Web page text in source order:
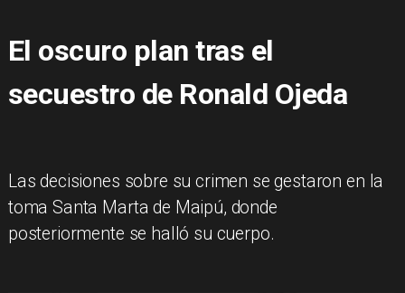
El oscuro plan tras el
secuestro de Ronald Ojeda
Las decisiones sobre su crimen se gestaron en la
toma Santa Marta de Maipú, donde
posteriormente se halló su cuerpo.